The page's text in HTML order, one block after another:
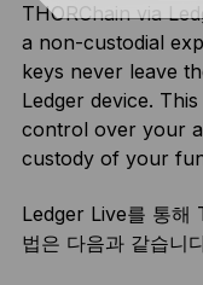
THORChain via
a non-custodial
keys never leave
Ledger device.
control over your
custody of your
Ledger Live를 통해
법은 다음과 같습니